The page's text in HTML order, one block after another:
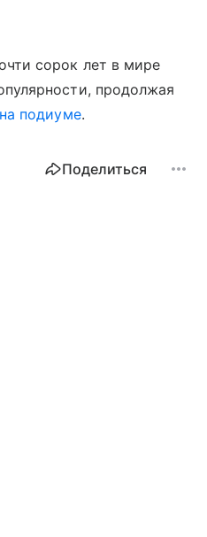
сорок лет в мире
продолжая
на подиуме.
Поделиться